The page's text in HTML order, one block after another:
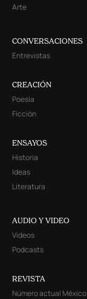
Arte
CONVERSACIONES
Entrevistas
CREACIÓN
Poesía
Ficción
ENSAYOS
Historia
Ideas
Literatura
AUDIO Y VIDEO
Videos
Podcasts
REVISTA
Número actual México